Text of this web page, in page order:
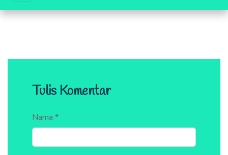
Tulis Komentar
Nama *